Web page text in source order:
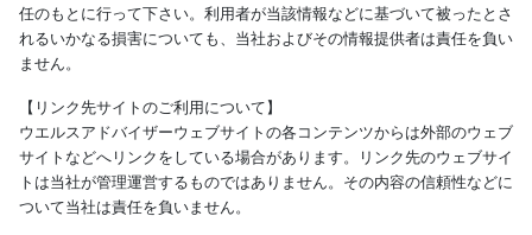
任のもとに行って下さい。利用者が当該情報などに基づいて被ったとさ
れるいかなる損害についても、当社およびその情報提供者は責任を負い
ません。
【リンク先サイトのご利用について】
ウエルスアドバイザーウェブサイトの各コンテンツからは外部のウェブ
サイトなどへリンクをしている場合があります。リンク先のウェブサイ
トは当社が管理運営するものではありません。その内容の信頼性などに
ついて当社は責任を負いません。